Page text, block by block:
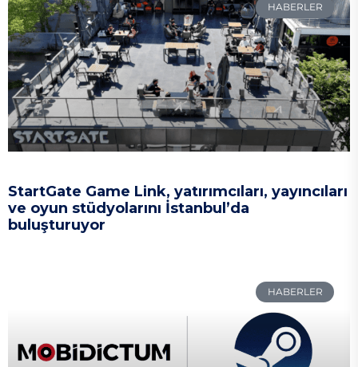
HABERLER
StartGate Game Link, yatırımcıları, yayıncıları
ve oyun stüdyolarını İstanbul’da
buluşturuyor
HABERLER